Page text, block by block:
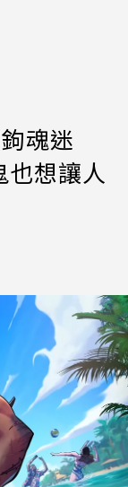
魂迷
想讓人